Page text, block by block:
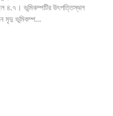
৪.৭। ভূমিকম্পটির উৎপত্তিস্থল
মৃদু ভূমিকম্প…